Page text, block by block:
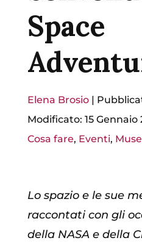
Space
Elena Brosio|
Modificato: 15 Gennaio
Cosa fare, Eventi,
Lo spazio e le sue
raccontati con gli
della NASA e della